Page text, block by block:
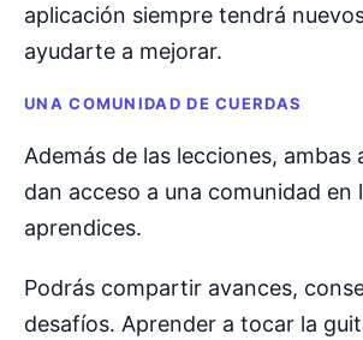
aplicación siempre tendrá
ayudarte a mejorar.
UNA COMUNIDAD DE CUERDAS
Además de las lecciones, ambas
dan acceso a una comunidad en
aprendices.
Podrás compartir avances,
desafíos. Aprender a tocar la